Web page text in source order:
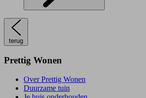
terug
Prettig Wonen
Over Prettig Wonen
Duurzame tuin